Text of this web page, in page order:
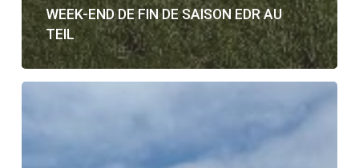
WEEK-END DE FIN DE SAISON EDR AU
TEIL